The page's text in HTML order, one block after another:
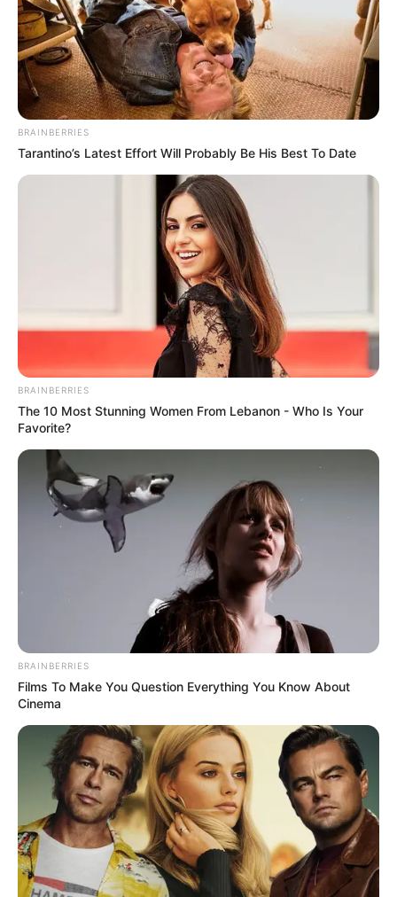
BRAINBERRIES
Tarantino’s Latest Effort Will Probably Be His Best To Date
BRAINBERRIES
The 10 Most Stunning Women From Lebanon - Who Is Your
Favorite?
BRAINBERRIES
Films To Make You Question Everything You Know About
Cinema